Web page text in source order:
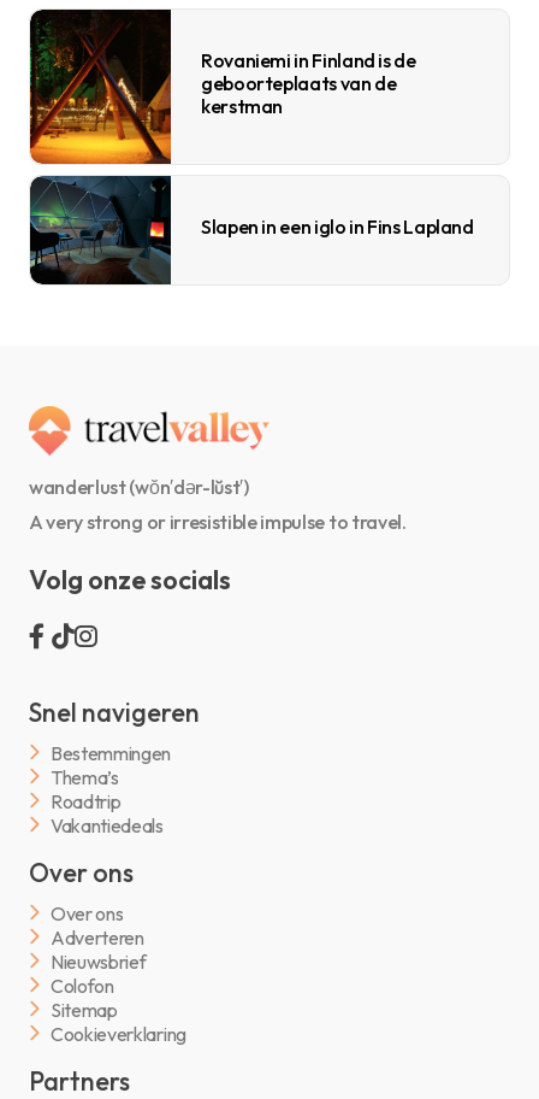
Rovaniemi in Finland is de
geboorteplaats van de
kerstman
Slapen in een iglo in Fins Lapland
wanderlust (wŏn′dər-lŭst′)
A very strong or irresistible impulse to travel.
Volg onze socials
Snel navigeren
Bestemmingen
Thema’s
Roadtrip
Vakantiedeals
Over ons
Over ons
Adverteren
Nieuwsbrief
Colofon
Sitemap
Cookieverklaring
Partners